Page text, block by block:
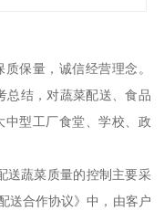
保量，诚信经营理念。
总结，对蔬菜配送、食品
中型工厂食堂、学校、政
送蔬菜质量的控制主要采
送合作协议》中，由客户